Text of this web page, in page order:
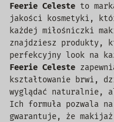
Feerie Celeste to
jakości kosmetyki,
każdej miłośniczki
znajdziesz produkty,
perfekcyjny look na
Feerie Celeste
kształtowanie brwi,
wyglądać naturalnie,
Ich formuła pozwala
gwarantuje, że